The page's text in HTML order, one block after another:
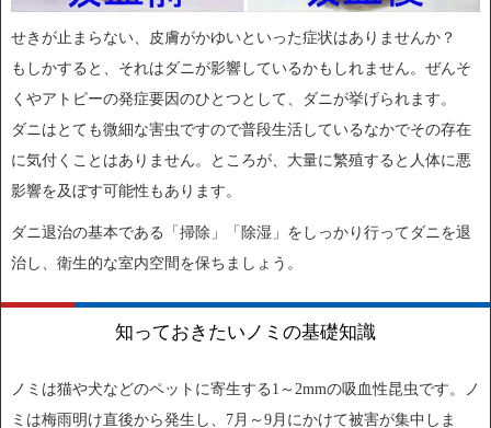
せきが止まらない、皮膚がかゆいといった症状はありませんか？
もしかすると、それはダニが影響しているかもしれません。ぜんそ
くやアトピーの発症要因のひとつとして、ダニが挙げられます。
ダニはとても微細な害虫ですので普段生活しているなかでその存在
に気付くことはありません。ところが、大量に繁殖すると人体に悪
影響を及ぼす可能性もあります。
ダニ退治の基本である「掃除」「除湿」をしっかり行ってダニを退
治し、衛生的な室内空間を保ちましょう。
知っておきたいノミの基礎知識
ノミは猫や犬などのペットに寄生する1～2mmの吸血性昆虫です。ノ
ミは梅雨明け直後から発生し、7月～9月にかけて被害が集中しま